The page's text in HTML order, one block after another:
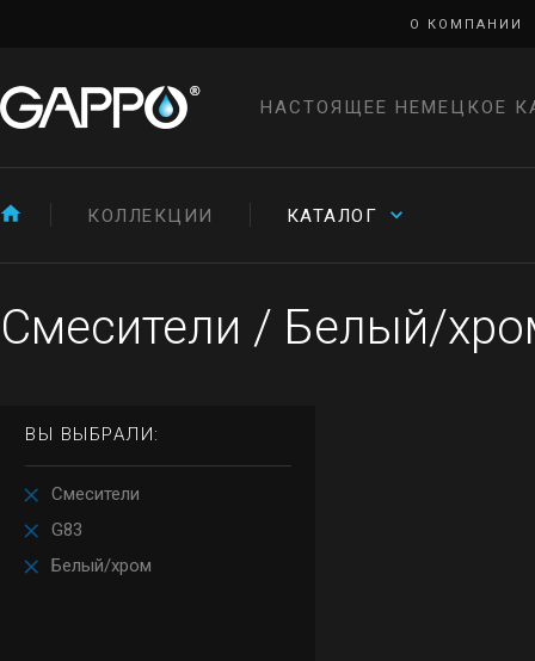
О КОМПАНИИ
НАСТОЯЩЕЕ НЕМЕЦКОЕ
КОЛЛЕКЦИИ КАТАЛОГ
Смесители / Белый/
ВЫ ВЫБРАЛИ:
Смесители
G83
Белый/хром